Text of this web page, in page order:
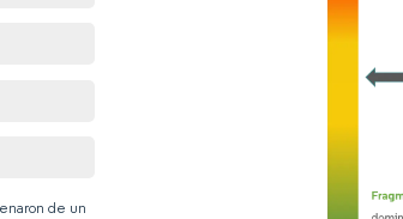
de un